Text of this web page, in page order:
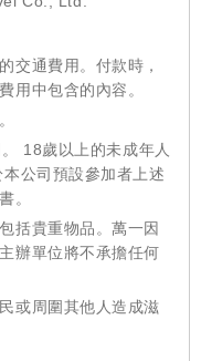
交通費用。付款時，
用中包含的內容。
18歲以上的未成年人
公司預設參加者上述
。
括貴重物品。萬一因
辦單位將不承擔任何
或周圍其他人造成滋